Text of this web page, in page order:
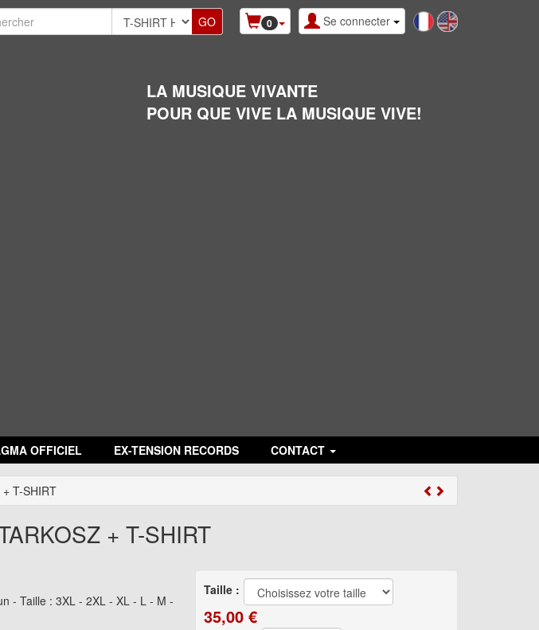
LA MUSIQUE VIVANTE
POUR QUE VIVE LA MUSIQUE VIVE!
Se connecter
0
OFFICIEL EX-TENSION RECORDS CONTACT
+ T-SHIRT
+ T-SHIRT
Taille :
35,00 €
- Taille : 3XL - 2XL - XL - L - M -